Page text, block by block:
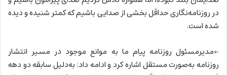
در روزنامه‌نگاری حداقل بخشی از صدایی باشیم که کمتر شنیده و دیده
شده است.
←مدیرمسئول روزنامه پیام ما به موانع موجود در مسیر انتشار
روزنامه به‌صورت مستقل اشاره کرد و ادامه داد:‌ به‌دلیل سابقه دو دهه